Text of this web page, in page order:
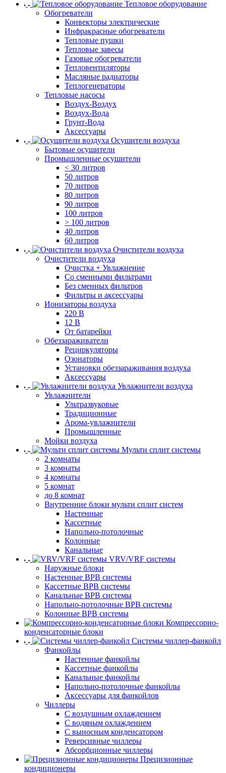
Тепловое оборудование
Обогреватели
Конвекторы электрические
Инфракрасные обогреватели
Тепловые пушки
Тепловые завесы
Газовые обогреватели
Тепловентиляторы
Масляные радиаторы
Теплогенераторы
Тепловые насосы
Воздух-Воздух
Воздух-Вода
Грунт-Вода
Аксессуары
Осушители воздуха
Бытовые осушители
Промышленные осушители
< 30 литров
50 литров
70 литров
80 литров
90 литров
100 литров
> 100 литров
40 литров
60 литров
Очистители воздуха
Очистители воздуха
Очистка + Увлажнение
Cо сменными фильтрами
Без сменных фильтров
Фильтры и аксессуары
Ионизаторы воздуха
220 В
12 В
От батарейки
Обеззараживатели
Рециркуляторы
Озонаторы
Установки обеззараживания воздуха
Аксессуары
Увлажнители воздуха
Увлажнители
Ультразвуковые
Традиционные
Арома-увлажнители
Промышленные
Мойки воздуха
Мульти сплит системы
2 комнаты
3 комнаты
4 комнаты
5 комнат
до 8 комнат
Внутренние блоки мульти сплит систем
Настенные
Кассетные
Напольно-потолочные
Колонные
Канальные
VRV/VRF системы
Наружные блоки
Настенные ВРВ системы
Кассетные ВРВ системы
Канальные ВРВ системы
Напольно-потолочные ВРВ системы
Колонные ВРВ системы
Компрессорно-
конденсаторные блоки
Системы чиллер-фанкойл
Фанкойлы
Настенные фанкойлы
Кассетные фанкойлы
Канальные фанкойлы
Напольно-потолочные фанкойлы
Аксессуары для фанкойлов
Чиллеры
С воздушным охлаждением
С водяным охлаждением
С выносным конденсатором
Реверсивные чиллеры
Абсорбционные чиллеры
Прецизионные
кондиционеры